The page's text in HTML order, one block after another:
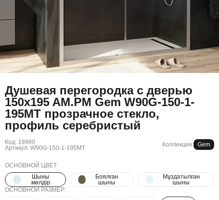
Душевая перегородка с дверью
150x195 AM.PM Gem W90G-150-1-
195MT прозрачное стекло,
профиль серебристый
Код: 19980
Артикул: W90G-150-1-195MT
Коллекция: Gem
ОСНОВНОЙ ЦВЕТ:
Шыны
мөлдір
Боялған
шыны
Мұздатылған
шыны
ОСНОВНОЙ РАЗМЕР: